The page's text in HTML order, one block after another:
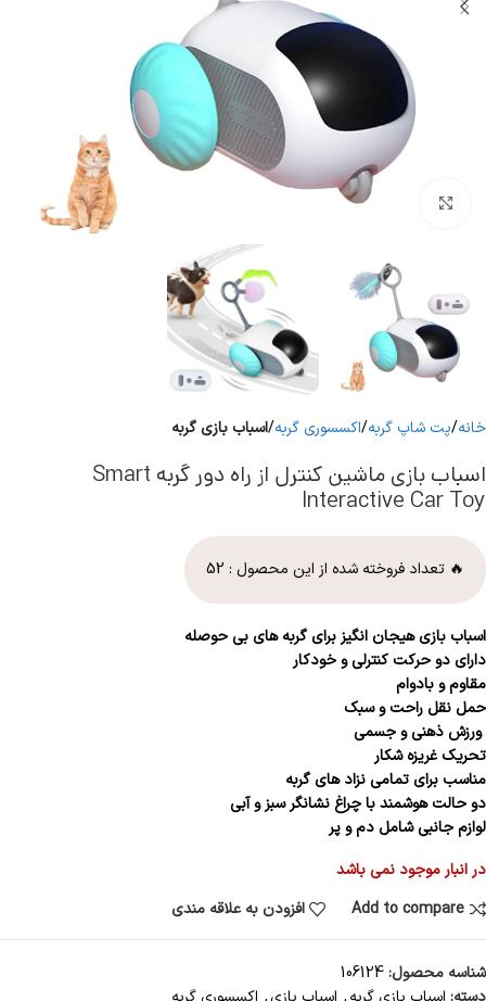
برای بزرگنمایی کلیک کنید
خانه پت شاپ گربه اکسسوری گربه اسباب بازی گربه
اسباب بازی ماشین کنترل از راه دور گربه Smart
Interactive Car Toy
🔥 تعداد فروخته شده از این محصول : 52
اسباب بازی هیجان انگیز برای گربه های بی حوصله
دارای دو حرکت کنترلی و خودکار
مقاوم و بادوام
حمل نقل راحت و سبک
ورزش ذهنی و جسمی
تحریک غریزه شکار
مناسب برای تمامی نزاد های گربه
دو حالت هوشمند با چراغ نشانگر سبز و آبی
لوازم جانبی شامل دم و پر
در انبار موجود نمی باشد
Add to compare
افزودن به علاقه مندی
شناسه محصول:106124